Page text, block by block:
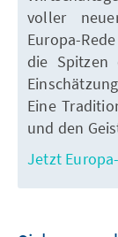
voller
Europa-
die Spitzen
Eine
und den
Jetzt